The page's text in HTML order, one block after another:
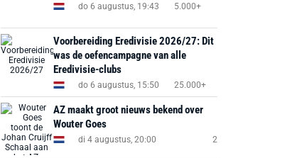
do 6 augustus, 19:43 5.000+
Voorbereiding Eredivisie 2026/27: Dit
was de oefencampagne van alle
Eredivisie-clubs
do 6 augustus, 15:50 25.000+
AZ maakt groot nieuws bekend over
Wouter Goes
di 4 augustus, 20:00 2